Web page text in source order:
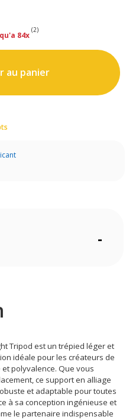
84x
(2)
au panier
-
Tripod est un trépied léger et
idéale pour les créateurs de
polyvalence. Que vous
ce support en alliage
et adaptable pour toutes
à sa conception ingénieuse et
le partenaire indispensable